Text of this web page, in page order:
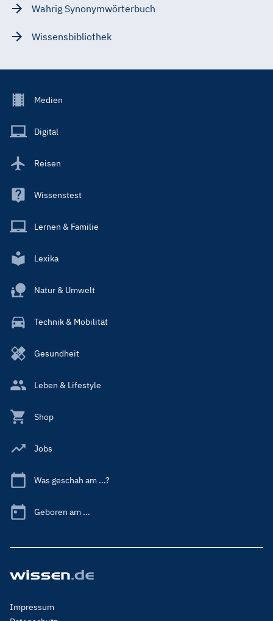
Wahrig Synonymwörterbuch
Wissensbibliothek
Footer
Main
Medien
Digital
Reisen
Wissenstest
Lernen & Familie
Lexika
Natur & Umwelt
Technik & Mobilität
Gesundheit
Leben & Lifestyle
Shop
Jobs
Was geschah am ...?
Geboren am ...
Footer
Impressum